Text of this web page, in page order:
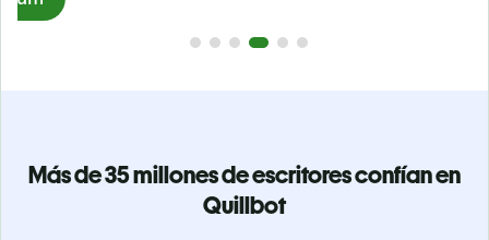
Más de 35 millones de escritores confían en
Quillbot